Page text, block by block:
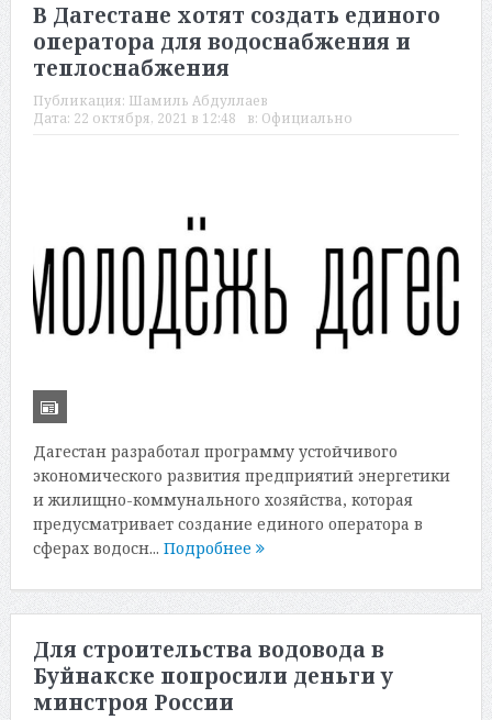
В Дагестане хотят создать единого
оператора для водоснабжения и
теплоснабжения
Публикация: Шамиль Абдуллаев
Дата: 22 октября, 2021 в 12:48 в: Официально
Дагестан разработал программу устойчивого
экономического развития предприятий энергетики
и жилищно-коммунального хозяйства, которая
предусматривает создание единого оператора в
сферах водосн... Подробнее
Для строительства водовода в
Буйнакске попросили деньги у
минстроя России